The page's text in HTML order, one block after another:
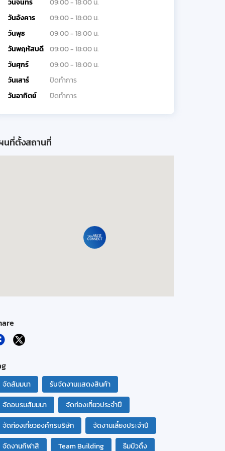
วันจันทร์
09:00 - 18:00 น.
วันอังคาร
09:00 - 18:00 น.
วันพุธ
09:00 - 18:00 น.
วันพฤหัสบดี 09:00 - 18:00 น.
วันศุกร์
09:00 - 18:00 น.
วันเสาร์
ปิดทำการ
วันอาทิตย์
ปิดทำการ
นที่ตั้งสถานที่
จัดสัมมนา
รับจัดงานเเสดงสินค้า
จัดอบรมสัมมนา
จัดท่องเที่ยวประจำปี
จัดท่องเที่ยวองค์กรบริษัท
จัดงานเลี้ยงประจำปี
จัดงานกีฬาสี
Team Building ธีมบิวดิ้ง